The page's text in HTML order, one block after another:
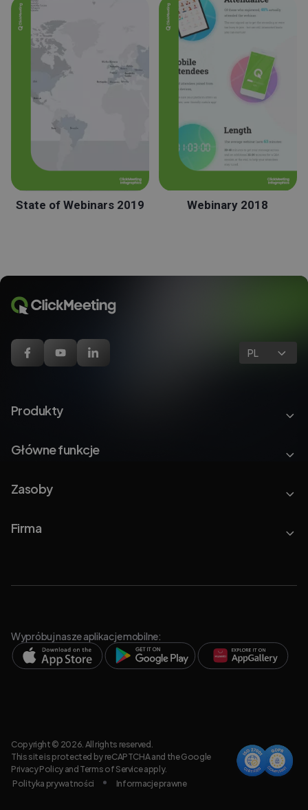
State of Webinars 2019 Webinary 2018
PL
Produkty
Główne funkcje
Zasoby
Firma
Wypróbuj nasze aplikacje mobilne:
Copyright © 2026. All rights reserved.
This site is protected by reCAPTCHA and the Google
Privacy Policyand Terms of Serviceapply.
Polityka prywatności
Informacje prawne